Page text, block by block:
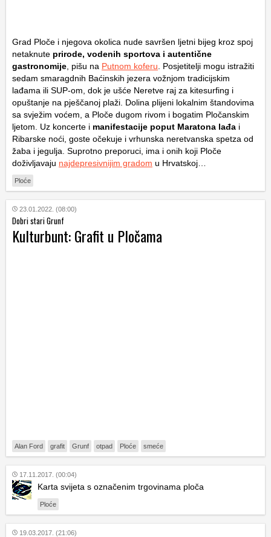
Grad Ploče i njegova okolica nude savršen ljetni bijeg kroz spoj
netaknute prirode, vodenih sportova i autentične
gastronomije , pišu na Putnom koferu . Posjetitelji mogu istražiti
sedam smaragdnih Baćinskih jezera vožnjom tradicijskim
lađama ili SUP-om, dok je ušće Neretve raj za kitesurfing i
opuštanje na pješčanoj plaži. Dolina plijeni lokalnim štandovima
sa svježim voćem, a Ploče dugom rivom i bogatim Pločanskim
ljetom . Uz koncerte i manifestacije poput Maratona lađa i
Ribarske noći, goste očekuje i vrhunska neretvanska spetza od
žaba i jegulja. Suprotno preporuci, ima i onih koji Ploče
doživljavaju najdepresivnijim gradom u Hrvatskoj…
Ploće
23.01.2022. (08:00)
Dobri stari Grunf
Kulturbunt: Grafit u Pločama
Alan Ford grafit Grunf otpad Ploće smeće
17.11.2017. (00:04)
Karta svijeta s označenim trgovinama ploča
Ploće
19.03.2017. (21:06)